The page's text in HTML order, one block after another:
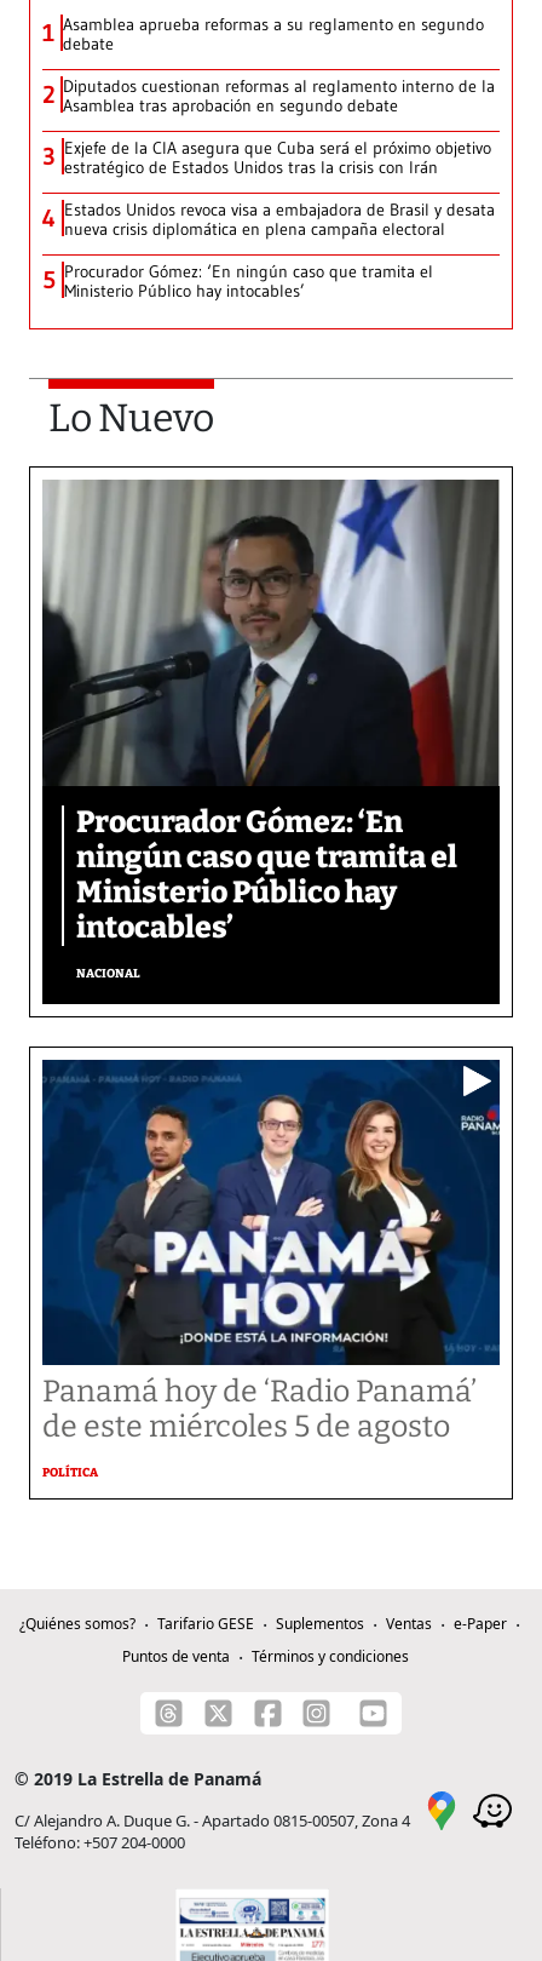
1 Asamblea aprueba reformas a su reglamento en segundo
debate
2 Diputados cuestionan reformas al reglamento interno de la
Asamblea tras aprobación en segundo debate
3 Exjefe de la CIA asegura que Cuba será el próximo objetivo
estratégico de Estados Unidos tras la crisis con Irán
4 Estados Unidos revoca visa a embajadora de Brasil y desata
nueva crisis diplomática en plena campaña electoral
5 Procurador Gómez: ‘En ningún caso que tramita el
Ministerio Público hay intocables’
Lo Nuevo
Procurador Gómez: ‘En
ningún caso que tramita el
Ministerio Público hay
intocables’
NACIONAL
Panamá hoy de ‘Radio Panamá’
de este miércoles 5 de agosto
POLÍTICA
¿Quiénes somos? Tarifario GESE Suplementos Ventas
e-Paper
Puntos de venta
Términos y condiciones
© 2019 La Estrella de Panamá
C/ Alejandro A. Duque G. - Apartado 0815-00507, Zona 4
Teléfono: +507 204-0000